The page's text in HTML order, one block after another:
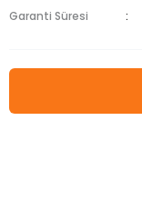
Garanti Süresi